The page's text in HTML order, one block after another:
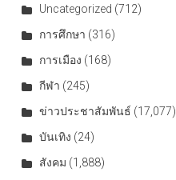
Uncategorized (712)
การศึกษา (316)
การเมือง (168)
กีฬา (245)
ข่าวประชาสัมพันธ์ (17,077)
บันเทิง (24)
สังคม (1,888)